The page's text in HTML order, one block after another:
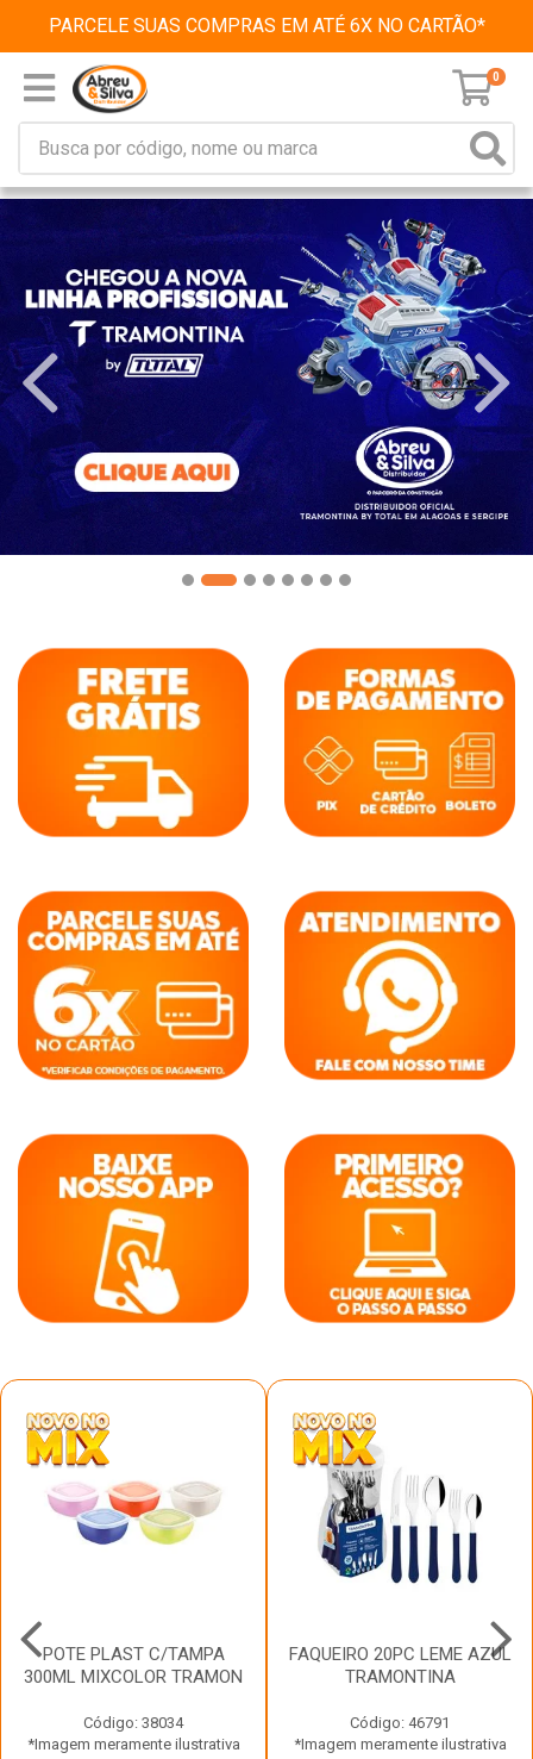
PARCELE SUAS COMPRAS EM ATÉ 6X NO CARTÃO*
0
POTE PLAST C/TAMPA
300ML MIXCOLOR TRAMON
Código: 38034
*Imagem meramente ilustrativa
FAQUEIRO 20PC LEME AZUL
TRAMONTINA
Código: 46791
*Imagem meramente ilustrativa